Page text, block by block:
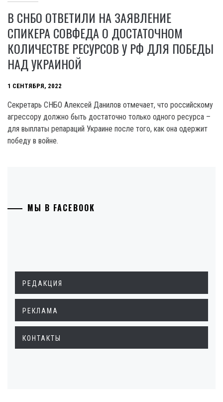
В СНБО ОТВЕТИЛИ НА ЗАЯВЛЕНИЕ
СПИКЕРА СОВФЕДА О ДОСТАТОЧНОМ
КОЛИЧЕСТВЕ РЕСУРСОВ У РФ ДЛЯ ПОБЕДЫ
НАД УКРАИНОЙ
1 СЕНТЯБРЯ, 2022
Секретарь СНБО Алексей Данилов отмечает, что российскому
агрессору должно быть достаточно только одного ресурса –
для выплаты репараций Украине после того, как она одержит
победу в войне.
МЫ В FACEBOOK
РЕДАКЦИЯ
РЕКЛАМА
КОНТАКТЫ